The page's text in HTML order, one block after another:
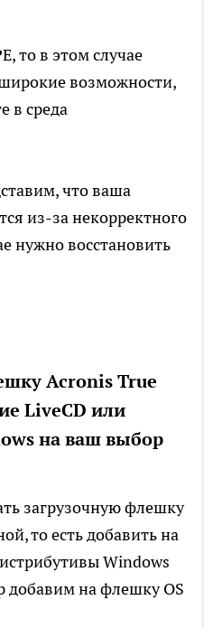
то в этом случае
возможности,
в среда
что ваша
из-за некорректного
нужно восстановить
Acronis True
LiveCD или
на ваш выбор
загрузочную флешку
то есть добавить на
Windows
на флешку OS